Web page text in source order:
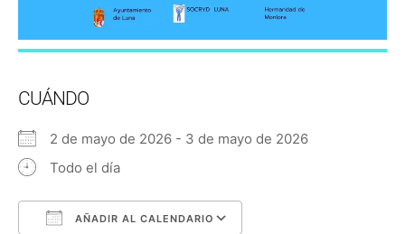
CUÁNDO
2 de mayo de 2026 - 3 de mayo de 2026
Todo el día
AÑADIR AL CALENDARIO